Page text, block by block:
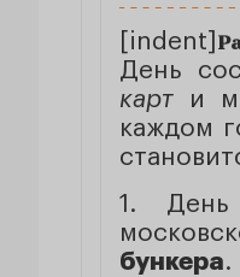
[indent]
День
карт и
каждом
1.
бункера